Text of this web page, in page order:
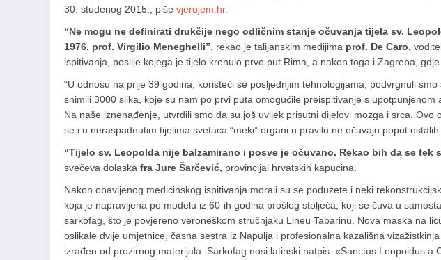
30. studenog 2015., piše vjerujem.hr.
“Ne mogu ne definirati drukčije nego odličnim stanje očuvanja tijela sv.
1976. prof. Virgilio Meneghelli” , rekao je talijanskim medijima prof. De Caro,
ispitivanja, poslije kojega je tijelo krenulo prvo put Rima, a nakon toga i Zagreba,
“U odnosu na prije 39 godina, koristeći se posljednjim tehnologijama, podvrgnuli
snimili 3000 slika, koje su nam po prvi puta omogućile preispitivanje s upotpunjenom
Na naše iznenađenje, utvrdili smo da su još uvijek prisutni dijelovi mozga i srca. Ovo
se i u neraspadnutim tijelima svetaca “meki” organi u pravilu ne očuvaju poput ostalih
“Tijelo sv. Leopolda nije balzamirano i posve je očuvano. Rekao bih da se tek
svečeva dolaska fra Jure Šarčević, provincijal hrvatskih kapucina.
Nakon obavljenog medicinskog ispitivanja morali su se poduzete i neki
koja je napravljena po modelu iz 60-ih godina prošlog stoljeća, koji se čuva u
sarkofag, što je povjereno veroneškom stručnjaku Lineu Tabarinu. Nova maska na
oslikale dvije umjetnice, časna sestra iz Napulja i profesionalna kazališna
izrađen od prozirnog materijala. Sarkofag nosi latinski natpis: «Sanctus Leopoldus a